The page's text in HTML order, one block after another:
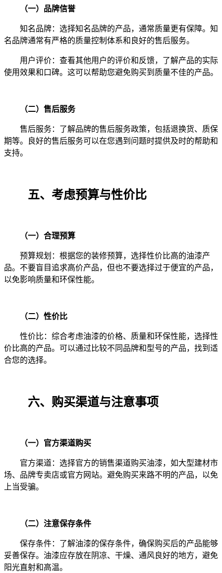
（一）品牌信誉
知名品牌：选择知名品牌的产品，通常质量更有保障。知
名品牌通常有严格的质量控制体系和良好的售后服务。
用户评价：查看其他用户的评价和反馈，了解产品的实际
使用效果和口碑。这可以帮助您避免购买到质量不佳的产品。
（二）售后服务
售后服务：了解品牌的售后服务政策，包括退换货、质保
期等。良好的售后服务可以在您遇到问题时提供及时的帮助和
支持。
五、考虑预算与性价比
（一）合理预算
预算规划：根据您的装修预算，选择性价比高的油漆产
品。不要盲目追求高价产品，但也不要选择过于便宜的产品，
以免影响质量和环保性能。
（二）性价比
性价比：综合考虑油漆的价格、质量和环保性能，选择性
价比高的产品。可以通过比较不同品牌和型号的产品，找到适
合您的选择。
六、购买渠道与注意事项
（一）官方渠道购买
官方渠道：选择官方的销售渠道购买油漆，如大型建材市
场、品牌专卖店或官方网站。避免购买来路不明的产品，以免
上当受骗。
（二）注意保存条件
保存条件：了解油漆的保存条件，确保购买后的产品能够
妥善保存。油漆应存放在阴凉、干燥、通风良好的地方，避免
阳光直射和高温。